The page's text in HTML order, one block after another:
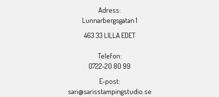
Adress:
Lunnarbergsgatan 1
463 33 LILLA EDET
Telefon:
0722-20 80 99
E-post:
sari@sarisstampingstudio.se